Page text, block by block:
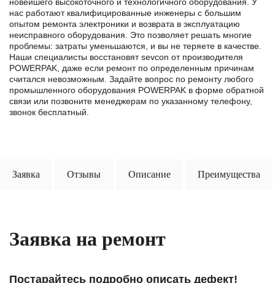
нас работают квалифицированные инженеры с большим
опытом ремонта электроники и возврата в эксплуатацию
неисправного оборудования. Это позволяет решать многие
проблемы: затраты уменьшаются, и вы не теряете в качестве.
Наши специалисты восстановят sevcon от производителя
POWERPAK, даже если ремонт по определенным причинам
считался невозможным. Задайте вопрос по ремонту любого
промышленного оборудования POWERPAK в формe обратной
связи или позвоните менеджерам по указанному телефону,
звонок бесплатный.
Заявка Отзывы Описание Преимущества
Заявка на ремонт
Постарайтесь подробно описать дефект!